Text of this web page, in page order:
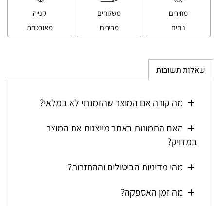
מחירים
נוחים
משלוחים
מהירים
קנייה
מאובטחת
שאלות תשובות
מה קורה אם המוצר שהזמנתי לא במלאי?
האם התמונות באתר מייצגות את המוצר
במדויק?
מהי מדיניות הביטולים וההחזרות?
מה זמן האספקה?